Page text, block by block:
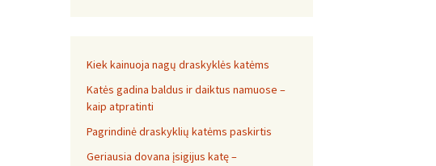
Kiek kainuoja nagų draskyklės katėms
Katės gadina baldus ir daiktus namuose –
kaip atpratinti
Pagrindinė draskyklių katėms paskirtis
Geriausia dovana įsigijus katę –